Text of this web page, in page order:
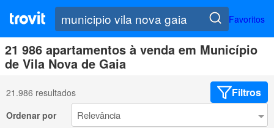
Favoritos
21 986 apartamentos à venda em Município
de Vila Nova de Gaia
21.986 resultados Filtros
Ordenar por